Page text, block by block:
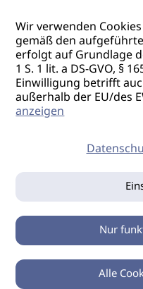
Wir verwenden
gemäß den
erfolgt auf Grundlage
1 S. 1 lit. a DS-GVO, §
Einwilligung betrifft
außerhalb der EU/des
anzeigen
Nur
Alle